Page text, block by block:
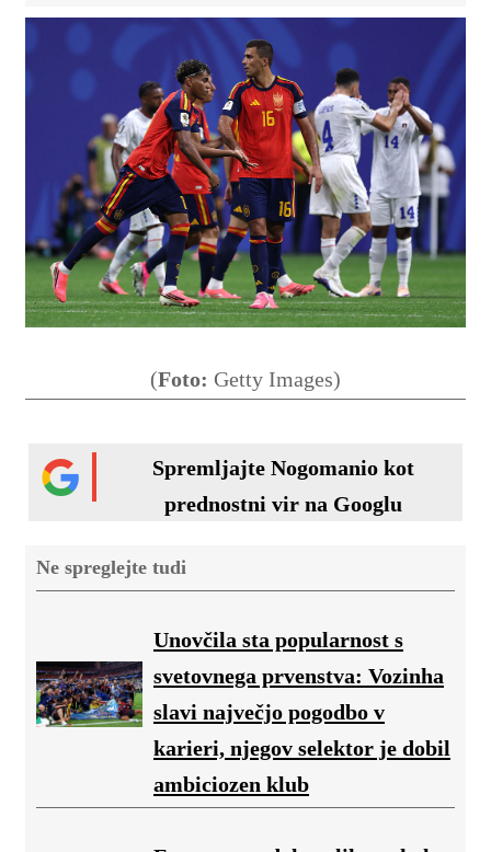
(Foto: Getty Images)
Spremljajte Nogomanio kot
prednostni vir na Googlu
Ne spreglejte tudi
Unovčila sta popularnost s
svetovnega prvenstva: Vozinha
slavi največjo pogodbo v
karieri, njegov selektor je dobil
ambiciozen klub